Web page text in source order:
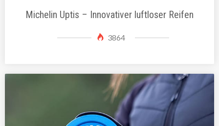
Michelin Uptis – Innovativer luftloser Reifen
3864